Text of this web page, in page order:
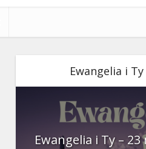
Ewangelia i Ty
Ewangelia i Ty – 23